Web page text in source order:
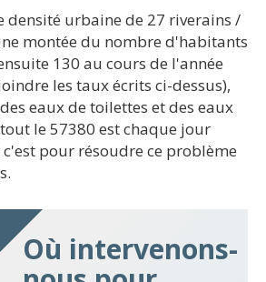
densité urbaine de 27 riverains /
montée du nombre d'habitants
130 au cours de l'année
les taux écrits ci-dessus),
eaux de toilettes et des eaux
le 57380 est chaque jour
pour résoudre ce problème
Où intervenons-